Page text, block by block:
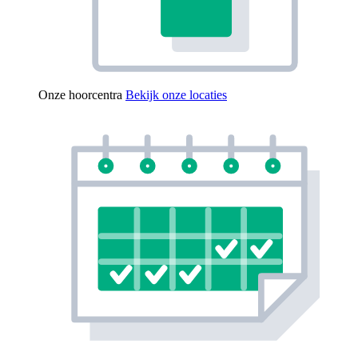
Onze hoorcentra Bekijk onze locaties